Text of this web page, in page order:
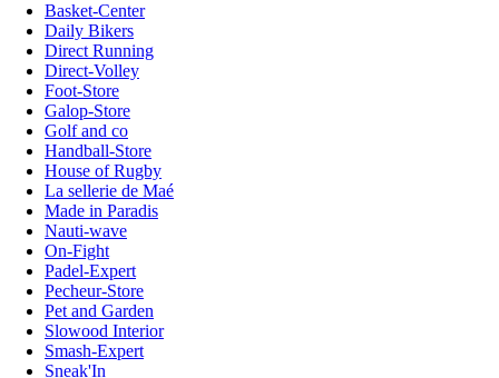
Basket-Center
Daily Bikers
Direct Running
Direct-Volley
Foot-Store
Galop-Store
Golf and co
Handball-Store
House of Rugby
La sellerie de Maé
Made in Paradis
Nauti-wave
On-Fight
Padel-Expert
Pecheur-Store
Pet and Garden
Slowood Interior
Smash-Expert
Sneak'In